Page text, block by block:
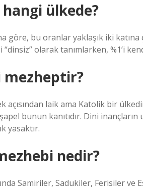
ülkede?
göre, bu oranlar yaklaşık iki katına
olarak tanımlarken, %1’i
mezheptir?
açısından laik ama Katolik bir
bunun kanıtıdır. Dini
yasaktır.
nedir?
Samiriler, Sadukiler, Ferisiler ve